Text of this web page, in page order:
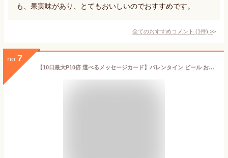
も、果実味があり、とてもおいしいのでおすすめです。
全てのおすすめコメント (1件) >
no. 7
【10日最大P10倍 選べるメッセージカード】バレンタイン ビール おつまみ ギフト 牛タン缶詰め バルディビエソ ブリュット スパークリング ワイン 750ml 1本 牛たん デミグラスソース缶詰 リボン包装 プレゼント 誕生日 メッセージ